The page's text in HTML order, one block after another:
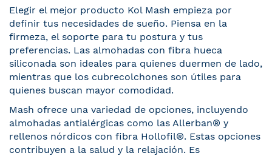
Elegir el mejor producto Kol Mash empieza por
definir tus necesidades de sueño. Piensa en la
firmeza, el soporte para tu postura y tus
preferencias. Las almohadas con fibra hueca
siliconada son ideales para quienes duermen de lado,
mientras que los cubrecolchones son útiles para
quienes buscan mayor comodidad.
Mash ofrece una variedad de opciones, incluyendo
almohadas antialérgicas como las Allerban® y
rellenos nórdicos con fibra Hollofil®. Estas opciones
contribuyen a la salud y la relajación. Es